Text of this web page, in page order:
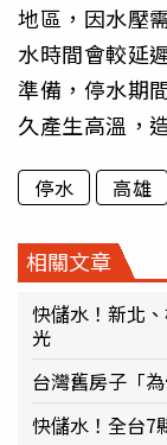
地區，因水壓
水時間會較延
準備，停水期
久產生高溫，
停水 高雄
相關文章
快儲水！新北
光
台灣舊房子「
快儲水！全台